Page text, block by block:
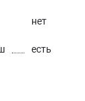
нет
есть